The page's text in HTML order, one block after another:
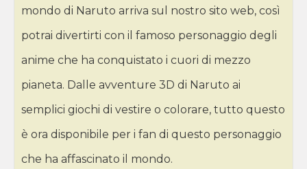
mondo di Naruto arriva sul nostro sito web, così
potrai divertirti con il famoso personaggio degli
anime che ha conquistato i cuori di mezzo
pianeta. Dalle avventure 3D di Naruto ai
semplici giochi di vestire o colorare, tutto questo
è ora disponibile per i fan di questo personaggio
che ha affascinato il mondo.